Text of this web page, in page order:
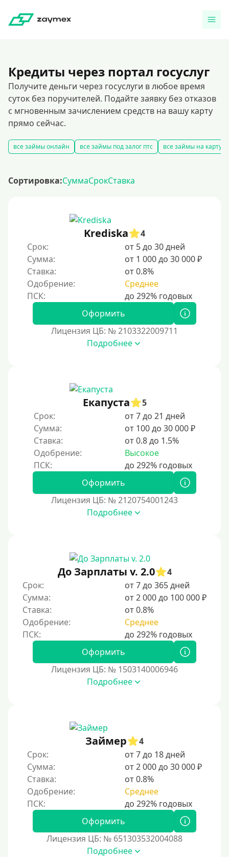
Кредиты через портал госуслуг
Получите деньги через госуслуги в любое время
суток без поручителей. Подайте заявку без отказов
с мгновенным зачислением средств на вашу карту
прямо сейчас.
все займы онлайн все займы под залог птс все займы на карту
Сортировка:СуммаСрокСтавка
Krediska
4
Срок:
от 5 до 30 дней
Сумма:
от 1 000 до 30 000 ₽
Ставка:
от 0.8%
Одобрение:
Среднее
Оформить
Лицензия ЦБ: № 2103322009711
Подробнее
Екапуста
5
Срок:
от 7 до 21 дней
Сумма:
от 100 до 30 000 ₽
Ставка:
от 0.8 до 1.5%
Одобрение:
Высокое
Оформить
Лицензия ЦБ: № 2120754001243
Подробнее
До Зарплаты v. 2.0
4
Срок:
от 7 до 365 дней
Сумма:
от 2 000 до 100 000 ₽
Ставка:
от 0.8%
Одобрение:
Среднее
Оформить
Лицензия ЦБ: № 1503140006946
Подробнее
Займер
4
Срок:
от 7 до 18 дней
Сумма:
от 2 000 до 30 000 ₽
Ставка:
от 0.8%
Одобрение:
Среднее
Оформить
Лицензия ЦБ: № 651303532004088
Подробнее